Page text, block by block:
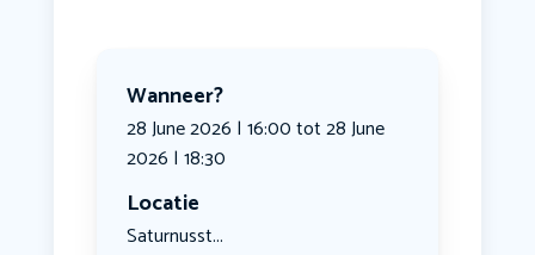
Wanneer?
28 June 2026 | 16:00 tot 28 June
2026 | 18:30
Locatie
Saturnusst...